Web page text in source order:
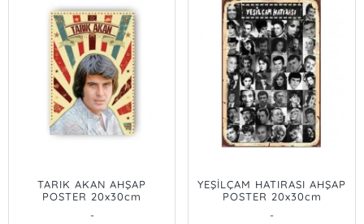
TARIK AKAN AHŞAP
POSTER 20x30cm
-
YEŞİLÇAM HATIRASI AHŞAP
POSTER 20x30cm
-